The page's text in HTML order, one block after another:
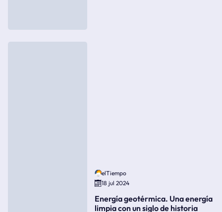
elTiempo
18 jul 2024
Energía geotérmica. Una energía
limpia con un siglo de historia